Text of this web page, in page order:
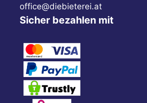
office@diebieterei.at
Sicher bezahlen mit